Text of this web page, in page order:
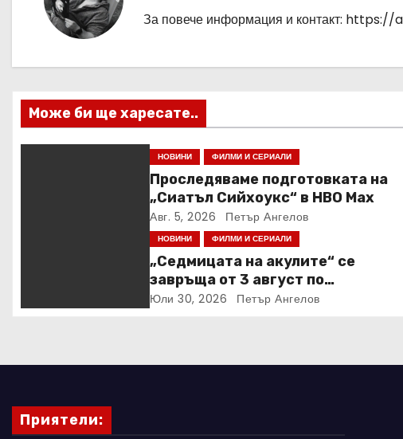
ц
и
я
За повече информация и контакт:
Може би ще харесате..
НОВИНИ ФИЛМИ И СЕРИАЛИ
Проследяваме подготовката на
„Сиатъл Сийхоукс“ в HBO Max
Авг. 5, 2026 Петър Ангелов
НОВИНИ ФИЛМИ И СЕРИАЛИ
„Седмицата на акулите“ се
завръща от 3 август по
Discovery
Юли 30, 2026 Петър Ангелов
Приятели: